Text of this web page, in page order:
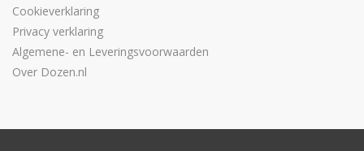
Cookieverklaring
Privacy verklaring
Algemene- en Leveringsvoorwaarden
Over Dozen.nl